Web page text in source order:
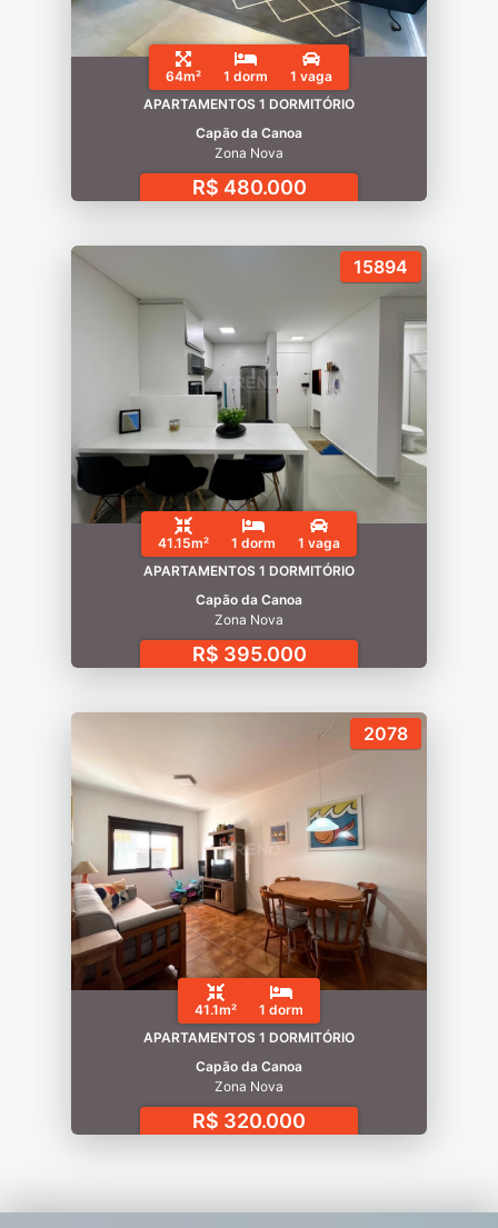
64m² 1 dorm
1 vaga
APARTAMENTOS 1 DORMITÓRIO
Capão da Canoa
Zona Nova
R$ 480.000
15894
41.15m² 1 dorm
1 vaga
APARTAMENTOS 1 DORMITÓRIO
Capão da Canoa
Zona Nova
R$ 395.000
2078
41.1m²
1 dorm
APARTAMENTOS 1 DORMITÓRIO
Capão da Canoa
Zona Nova
R$ 320.000